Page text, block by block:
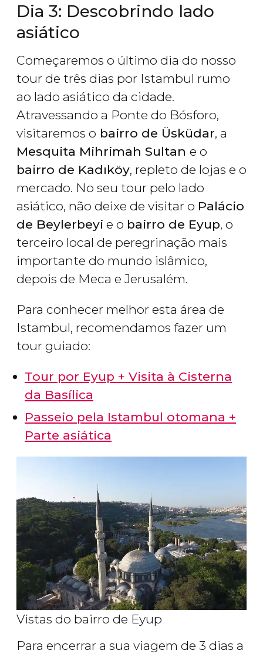
Dia 3: Descobrindo lado
asiático
Começaremos o último dia do nosso
tour de três dias por Istambul rumo
ao lado asiático da cidade.
Atravessando a Ponte do Bósforo,
visitaremos o bairro de Üsküdar, a
Mesquita Mihrimah Sultan e o
bairro de Kadıköy, repleto de lojas e o
mercado. No seu tour pelo lado
asiático, não deixe de visitar o Palácio
de Beylerbeyi e o bairro de Eyup, o
terceiro local de peregrinação mais
importante do mundo islâmico,
depois de Meca e Jerusalém.
Para conhecer melhor esta área de
Istambul, recomendamos fazer um
tour guiado:
Tour por Eyup + Visita à Cisterna
da Basílica
Passeio pela Istambul otomana +
Parte asiática
Vistas do bairro de Eyup
Para encerrar a sua viagem de 3 dias a